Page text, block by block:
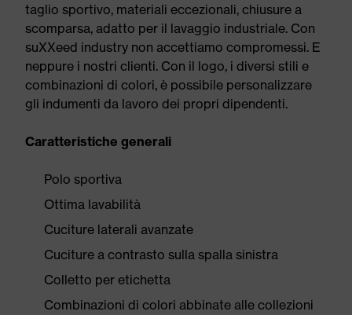
taglio sportivo, materiali eccezionali, chiusure a
scomparsa, adatto per il lavaggio industriale. Con
suXXeed industry non accettiamo compromessi. E
neppure i nostri clienti. Con il logo, i diversi stili e
combinazioni di colori, è possibile personalizzare
gli indumenti da lavoro dei propri dipendenti.
Caratteristiche generali
Polo sportiva
Ottima lavabilità
Cuciture laterali avanzate
Cuciture a contrasto sulla spalla sinistra
Colletto per etichetta
Combinazioni di colori abbinate alle collezioni